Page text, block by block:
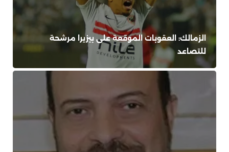
الزمالك: العقوبات الموقعة على بيزيرا مرشحة
للتصاعد